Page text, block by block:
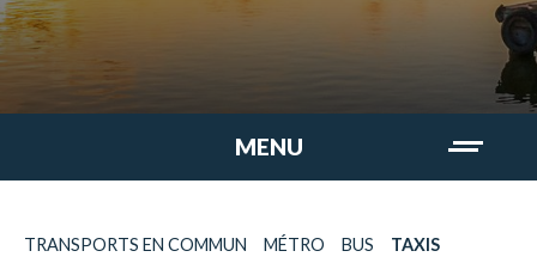
MENU
TRANSPORTS EN COMMUN MÉTRO BUS TAXIS